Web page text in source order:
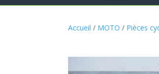
Accueil / MOTO / Pièces